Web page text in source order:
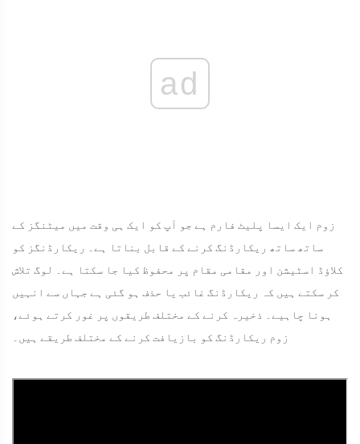
ad
زوم ایک ایسا پلیٹ فارم ہے جو آپ کو ایک ہی وقت میں میٹنگز کے
ساتھ ساتھ ریکارڈنگ کرنے کے قابل بناتا ہے۔ ریکارڈنگز کو
کلاؤڈ اسٹیشن اور مقامی مقام پر محفوظ کیا جا سکتا ہے۔ لوگ تلاش
کر سکتے ہیں کہ ریکارڈنگ غائب یا حذف ہو گئی ہے جہاں سے انہیں
ہونا چاہیے۔ ذخیرہ کرنے کے مختلف طریقوں پر غور کرتے ہوئے،
زوم ریکارڈنگ کو بازیافت کرنے کے مختلف طریقے ہیں۔